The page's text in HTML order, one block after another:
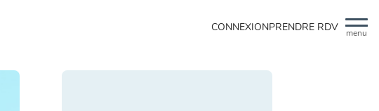
menu
CONNEXIONPRENDRE RDV